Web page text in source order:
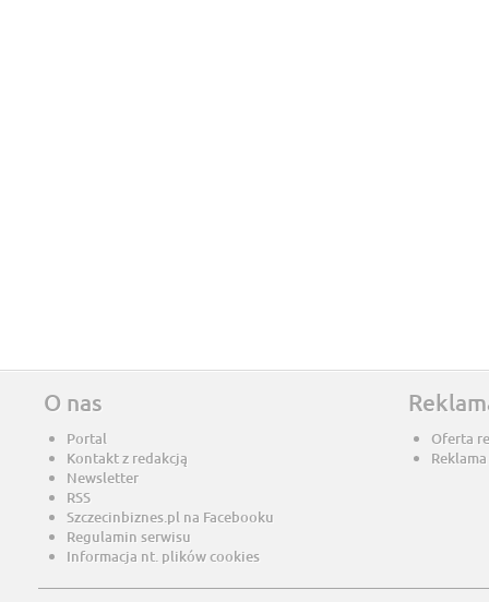
O nas
Portal
Kontakt z redakcją
Newsletter
RSS
Szczecinbiznes.pl na Facebooku
Regulamin serwisu
Informacja nt. plików cookies
Oferta